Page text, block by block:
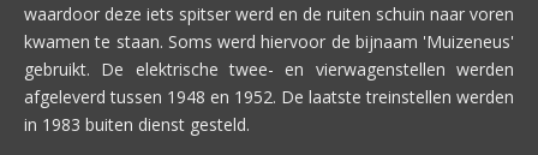
waardoor deze iets spitser werd en de ruiten schuin naar voren
kwamen te staan. Soms werd hiervoor de bijnaam 'Muizeneus'
gebruikt. De elektrische twee- en vierwagenstellen werden
afgeleverd tussen 1948 en 1952. De laatste treinstellen werden
in 1983 buiten dienst gesteld.